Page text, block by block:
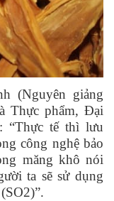
(Nguyên giảng
Thực phẩm, Đại
“Thực tế thì lưu
công nghệ bảo
măng khô nói
ta sẽ sử dụng